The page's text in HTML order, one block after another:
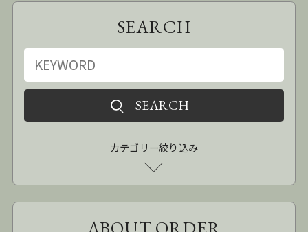
SEARCH
カテゴリー絞り込み